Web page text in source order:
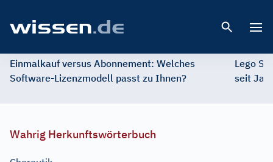
Einmalkauf versus Abonnement: Welches
Software-Lizenzmodell passt zu Ihnen?
Lego
seit
Wahrig Herkunftswörterbuch